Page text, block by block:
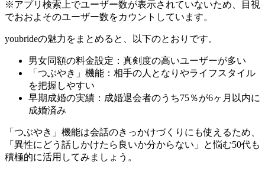
※アプリ検索上でユーザー数が表示されていないため、目視
でおおよそのユーザー数をカウントしています。
youbrideの魅力をまとめると、以下のとおりです。
男女同額の料金設定：真剣度の高いユーザーが多い
「つぶやき」機能：相手の人となりやライフスタイル
を把握しやすい
早期成婚の実績：成婚退会者のうち75％が6ヶ月以内に
成婚済み
「つぶやき」機能は会話のきっかけづくりにも使えるため、
「異性にどう話しかけたら良いか分からない」と悩む50代も
積極的に活用してみましょう。